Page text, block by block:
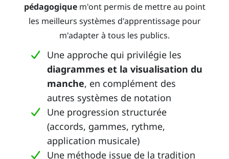
pédagogiquem'ont permis de mettre au point
les meilleurs systèmes d'apprentissage pour
m'adapter à tous les publics.
Une approche qui privilégie les
diagrammes et la visualisation du
manche, en complément des
autres systèmes de notation
Une progression structurée
(accords, gammes, rythme,
application musicale)
Une méthode issue de la tradition